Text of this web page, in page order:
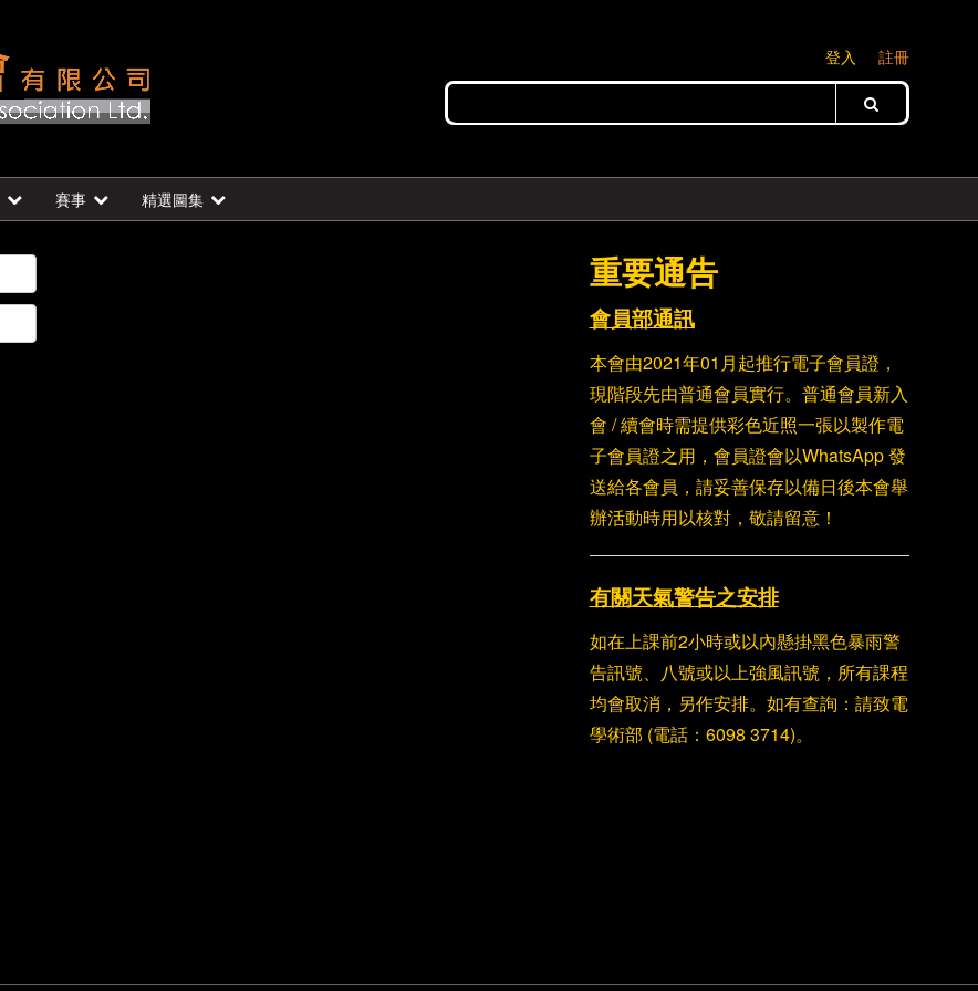
登入 註冊
賽事 精選圖集
重要通告
會員部通訊
本會由2021年01月起推行電子會員證，
現階段先由普通會員實行。普通會員新入
會 / 續會時需提供彩色近照一張以製作電
子會員證之用，會員證會以WhatsApp 發
送給各會員，請妥善保存以備日後本會舉
辦活動時用以核對，敬請留意！
有關天氣警告之安排
如在上課前2小時或以內懸掛黑色暴雨警
告訊號、八號或以上強風訊號，所有課程
均會取消，另作安排。如有查詢：請致電
學術部 (電話：6098 3714)。